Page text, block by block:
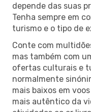
depende das suas
Tenha sempre em
turismo e o tipo de
Conte com
mas também com
ofertas culturais e
normalmente
mais baixos em
mais autêntico da